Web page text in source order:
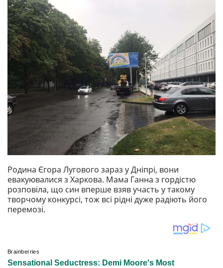
Родина Єгора Лугового зараз у Дніпрі, вони
евакуювалися з Харкова. Мама Ганна з гордістю
розповіла, що син вперше взяв участь у такому
творчому конкурсі, тож всі рідні дуже радіють його
перемозі.